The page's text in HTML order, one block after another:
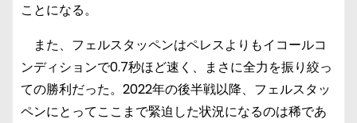
ことになる。
また、フェルスタッペンはペレスよりもイコールコ
ンディションで0.7秒ほど速く、まさに全力を振り絞っ
ての勝利だった。2022年の後半戦以降、フェルスタッ
ペンにとってここまで緊迫した状況になるのは稀であ